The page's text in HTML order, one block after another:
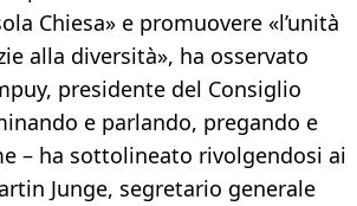
Chiesa» e promuovere «l’unità
alla diversità», ha osservato
presidente del Consiglio
e parlando, pregando e
– ha sottolineato rivolgendosi ai
Junge, segretario generale